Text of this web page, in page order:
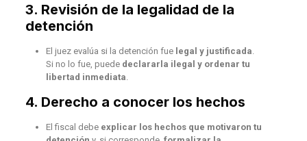
3. Revisión de la legalidad de la
detención
El juez evalúa si la detención fue legal y justificada
Si no lo fue, puede declararla ilegal y ordenar tu
libertad inmediata
4. Derecho a conocer los hechos
El fiscal debe explicar los hechos que motivaron tu